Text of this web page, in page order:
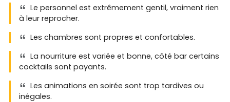
Le personnel est extrêmement gentil, vraiment rien
à leur reprocher.
Les chambres sont propres et confortables.
La nourriture est variée et bonne, côté bar certains
cocktails sont payants.
Les animations en soirée sont trop tardives ou
inégales.